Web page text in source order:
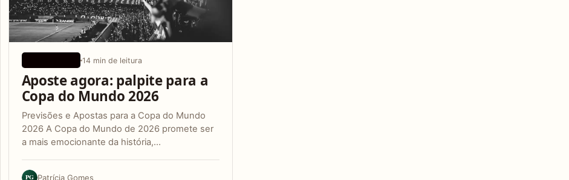
14 min de leitura
Aposte agora: palpite para a
Copa do Mundo 2026
Previsões e Apostas para a Copa do Mundo
2026 A Copa do Mundo de 2026 promete ser
a mais emocionante da história,…
PG Patrícia Gomes